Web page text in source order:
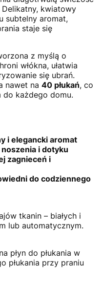
kwiatowy
subtelny aromat,
staje się
z myślą o
włókna, ułatwia
się ubrań.
nawet na 40 płukań, co
każdego domu.
i elegancki aromat
i dotyku
zagnieceń i
do codziennego
tkanin – białych i
lub automatycznym.
płyn do płukania w
płukania przy praniu